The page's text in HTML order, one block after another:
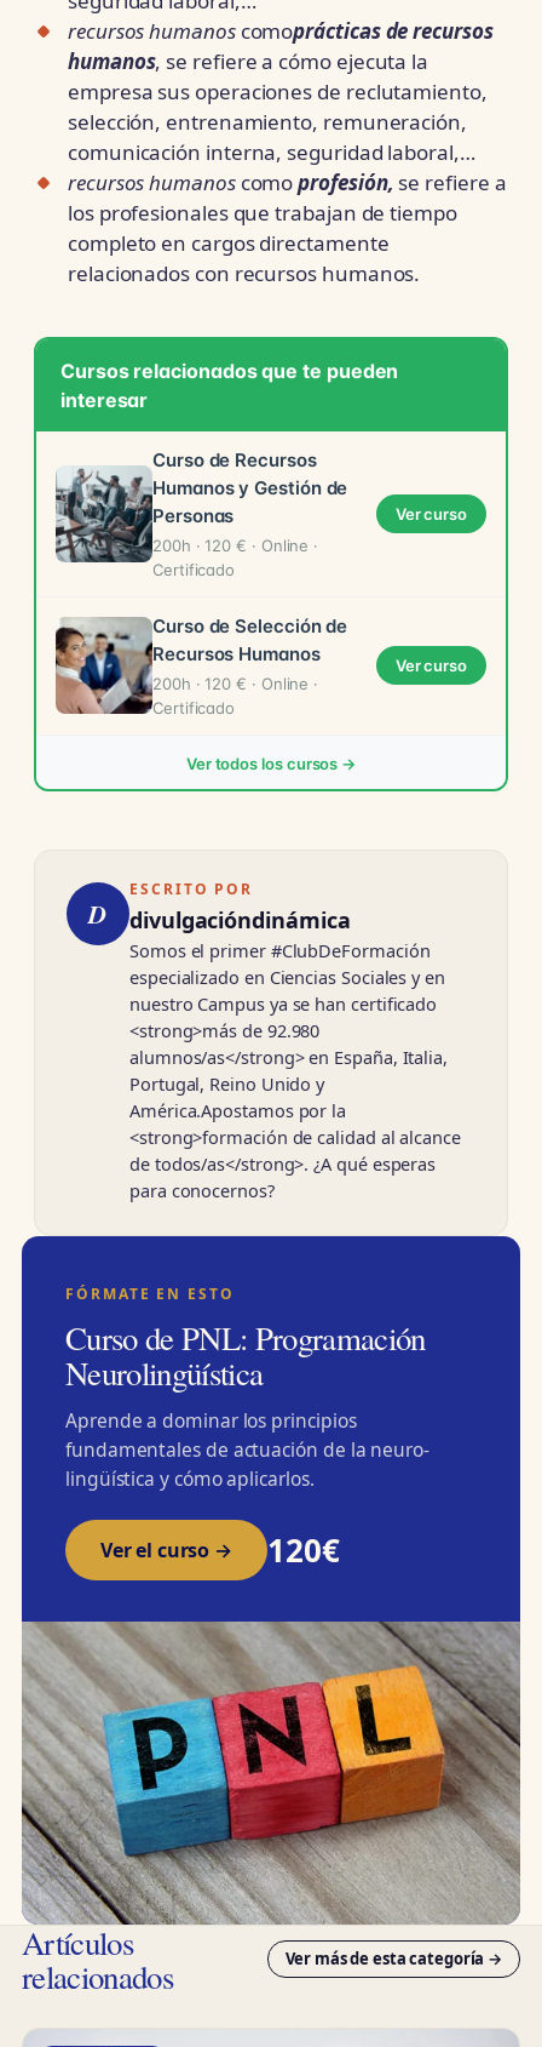
recursos humanos comoprácticas de recursos
humanos, se refiere a cómo ejecuta la
empresa sus operaciones de reclutamiento,
selección, entrenamiento, remuneración,
comunicación interna, seguridad laboral,…
recursos humanoscomoprofesión, se refiere a
los profesionales que trabajan de tiempo
completo en cargos directamente
relacionados con recursos humanos.
Cursos relacionados que te pueden
interesar
Curso de Recursos
Humanos y Gestión de
Personas
200h · 120 € · Online ·
Certificado
Ver curso
Curso de Selección de
Recursos Humanos
200h · 120 € · Online ·
Certificado
Ver curso
Ver todos los cursos →
D
ESCRITO POR
divulgacióndinámica
Somos el primer #ClubDeFormación
especializado en Ciencias Sociales y en
nuestro Campus ya se han certificado
<strong>más de 92.980
alumnos/as</strong> en España, Italia,
Portugal, Reino Unido y
América.Apostamos por la
<strong>formación de calidad al alcance
de todos/as</strong>. ¿A qué esperas
para conocernos?
FÓRMATE EN ESTO
Curso de PNL: Programación
Neurolingüística
Aprende a dominar los principios
fundamentales de actuación de la neuro-
lingüística y cómo aplicarlos.
Ver el curso → 120€
Artículos
relacionados Ver más de esta categoría →